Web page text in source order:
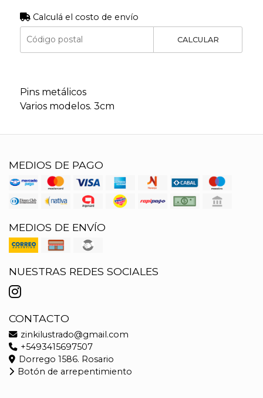
Calculá el costo de envío
CALCULAR
Pins metálicos
Varios modelos. 3cm
MEDIOS DE PAGO
MEDIOS DE ENVÍO
NUESTRAS REDES SOCIALES
CONTACTO
zinkilustrado@gmail.com
+5493415697507
Dorrego 1586. Rosario
Botón de arrepentimiento